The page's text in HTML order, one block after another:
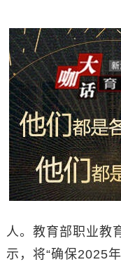
人。教育部职业教
示，将“确保2025